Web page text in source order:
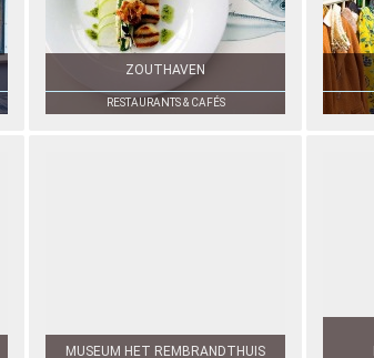
ZOUTHAVEN
RESTAURANTS & CAFÉS
MUSEUM HET REMBRANDTHUIS